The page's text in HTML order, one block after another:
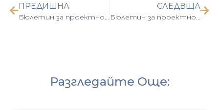
ПРЕДИШНА СЛЕДВЩА
Разгледайте Още: